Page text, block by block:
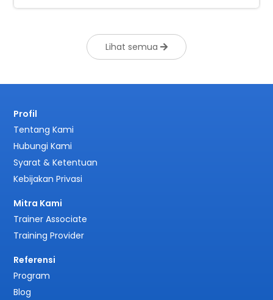
Lihat semua
Profil
Tentang Kami
Hubungi Kami
Syarat & Ketentuan
Kebijakan Privasi
Mitra Kami
Trainer Associate
Training Provider
Referensi
Program
Blog